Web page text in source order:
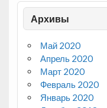
Архивы
Май 2020
Апрель 2020
Март 2020
Февраль 2020
Январь 2020